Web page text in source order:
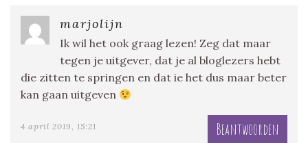
marjolijn
Ik wil het ook graag lezen! Zeg dat maar
tegen je uitgever, dat je al bloglezers hebt
die zitten te springen en dat ie het dus maar beter
kan gaan uitgeven
4 april 2019, 15:21 Beantwoorden